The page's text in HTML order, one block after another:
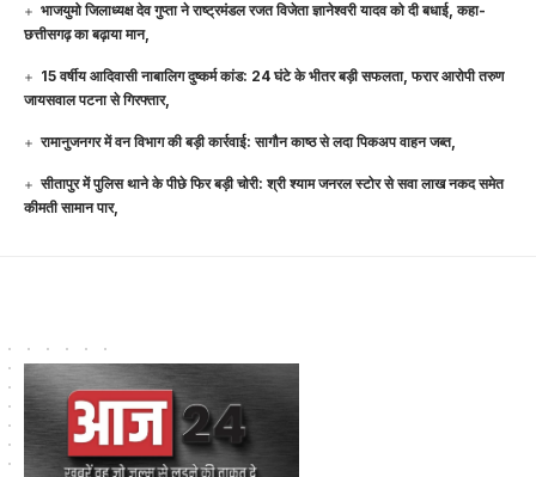
भाजयुमो जिलाध्यक्ष देव गुप्ता ने राष्ट्रमंडल रजत विजेता ज्ञानेश्वरी यादव को दी बधाई, कहा-
छत्तीसगढ़ का बढ़ाया मान,
15 वर्षीय आदिवासी नाबालिग दुष्कर्म कांड: 24 घंटे के भीतर बड़ी सफलता, फरार आरोपी तरुण
जायसवाल पटना से गिरफ्तार,
रामानुजनगर में वन विभाग की बड़ी कार्रवाई: सागौन काष्ठ से लदा पिकअप वाहन जब्त,
सीतापुर में पुलिस थाने के पीछे फिर बड़ी चोरी: श्री श्याम जनरल स्टोर से सवा लाख नकद समेत
कीमती सामान पार,